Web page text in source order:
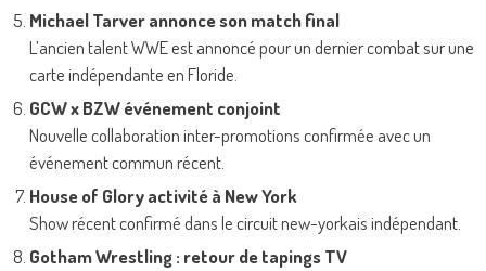
Michael Tarver annonce son match final
L’ancien talent WWE est annoncé pour un dernier combat sur une
carte indépendante en Floride.
GCW x BZW événement conjoint
Nouvelle collaboration inter-promotions confirmée avec un
événement commun récent.
House of Glory activité à New York
Show récent confirmé dans le circuit new-yorkais indépendant.
Gotham Wrestling : retour de tapings TV